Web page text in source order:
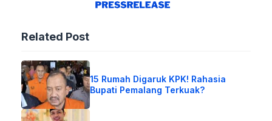
Related Post
15 Rumah Digaruk KPK! Rahasia
Bupati Pemalang Terkuak?